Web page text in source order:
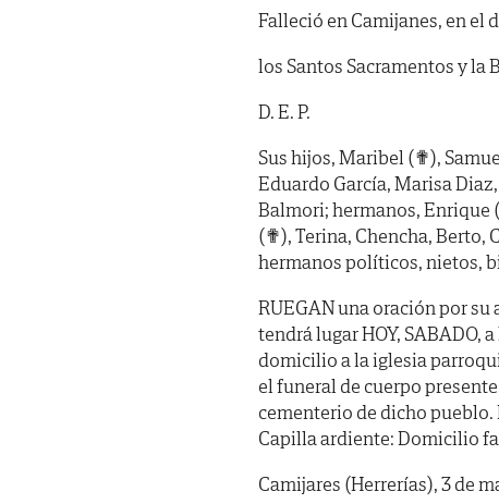
Falleció en Camijanes, en el
los Santos Sacramentos y
D. E. P.
Sus hijos, Maribel (✟),
Eduardo García, Marisa
Balmori; hermanos,
(✟), Terina, Chencha, Berto,
hermanos políticos, nietos,
RUEGAN una oración por
tendrá lugar HOY, SABADO,
domicilio a la iglesia
el funeral de cuerpo
cementerio de dicho pueblo.
Capilla ardiente: Domicilio
Camijares (Herrerías), 3 de